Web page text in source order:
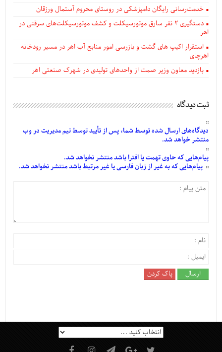
خدمت‌رسانی رایگان دامپزشکی در روستای محروم آستمال ورزقان
دستگيری ۲ نفر سارق موتورسیکلت و کشف موتورسیکلت‌های سرقتی در
اهر
استقرار اکیپ های گشت و بازرسی امور منابع آب اهر در مسیر رودخانه
اهرچای
بازدید معاون وزیر صمت از واحدهای تولیدی در شهرک صنعتی اهر
ثبت دیدگاه
دیدگاه‌هایارسالشدهتوسط شما، پس ازتأییدتوسط تیم مدیریت در وب
منتشر خواهد شد.
پیام‌هاییکه حاوی تهمت یا افترا باشد منتشر نخواهد شد.
پیام‌هاییکه به غیر از زبان فارسی یا غیر مرتبط باشد منتشر نخواهد شد.